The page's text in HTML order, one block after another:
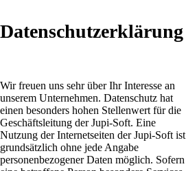
Datenschutzerklärung
Wir freuen uns sehr über Ihr Interesse an
unserem Unternehmen. Datenschutz hat
einen besonders hohen Stellenwert für die
Geschäftsleitung der Jupi-Soft. Eine
Nutzung der Internetseiten der Jupi-Soft ist
grundsätzlich ohne jede Angabe
personenbezogener Daten möglich. Sofern